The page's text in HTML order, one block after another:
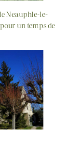
Neauphle-le-
un temps de